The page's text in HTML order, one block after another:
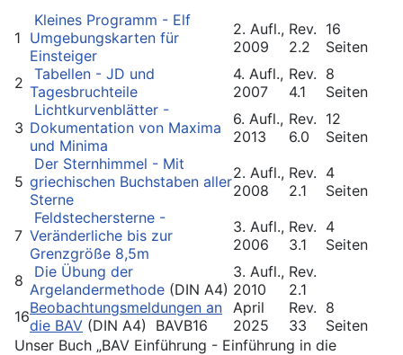
1
Kleines Programm - Elf
Umgebungskarten für
Einsteiger
2. Aufl.,
2009
Rev.
2.2
16
Seiten
2
Tabellen - JD und
Tagesbruchteile
4. Aufl.,
2007
Rev.
4.1
8
Seiten
3
Lichtkurvenblätter -
Dokumentation von Maxima
und Minima
6. Aufl.,
2013
Rev.
6.0
12
Seiten
5
Der Sternhimmel - Mit
griechischen Buchstaben aller
Sterne
2. Aufl.,
2008
Rev.
2.1
4
Seiten
7
Feldstechersterne -
Veränderliche bis zur
Grenzgröße 8,5m
3. Aufl.,
2006
Rev.
3.1
4
Seiten
8
Die Übung der
Argelandermethode (DIN A4)
3. Aufl.,
2010
Rev.
2.1
16Beobachtungsmeldungen an
die BAV (DIN A4) BAVB16
April
2025
Rev.
33
8
Seiten
Unser Buch „BAV Einführung - Einführung in die